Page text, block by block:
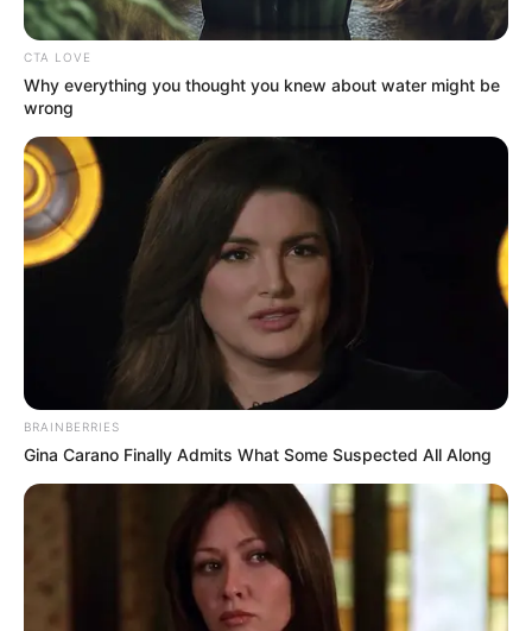
10 Pesona Sri Maya Kerthyasa,
CTA LOVE
Why everything you thought you knew about water might be
wrong
BRAINBERRIES
Gina Carano Finally Admits What Some Suspected All Along